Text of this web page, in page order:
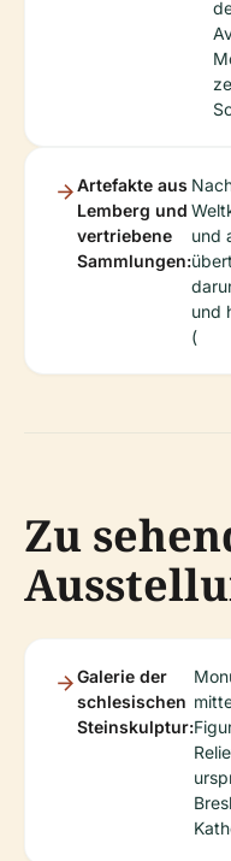
Artefakte aus
Lemberg und
vertriebene
Sammlungen:
und
und
(
Zu
Galerie der
schlesischen
Steinskulptur: